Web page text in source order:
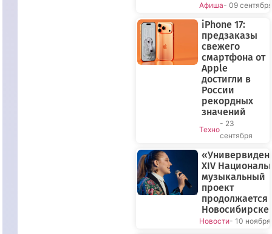
Афиша- 09 сентября
iPhone 17:
предзаказы
свежего
смартфона от
Apple
достигли в
России
рекордных
значений
Техно
- 23
сентября
XIV
музыкальный
проект
продолжается
Новосибирске
Новости- 10 ноября